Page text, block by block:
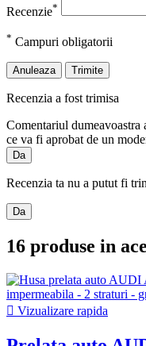
Recenzie*
* Campuri obligatorii
Anuleaza Trimite
Recenzia a fost trimisa
Comentariul
ce va fi aprobat de un
Da
Recenzia ta nu a putut fi
Da
16 produse in
 Vizualizare rapida